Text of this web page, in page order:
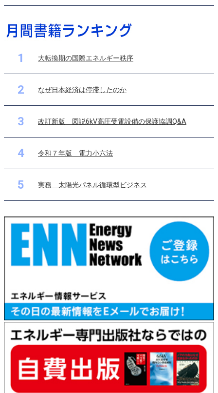
1 大転換期の国際エネルギー秩序
2 なぜ日本経済は停滞したのか
3 改訂新版 図説6kV高圧受電設備の保護協調Q&A
4 令和７年版 電力小六法
5 実務 太陽光パネル循環型ビジネス